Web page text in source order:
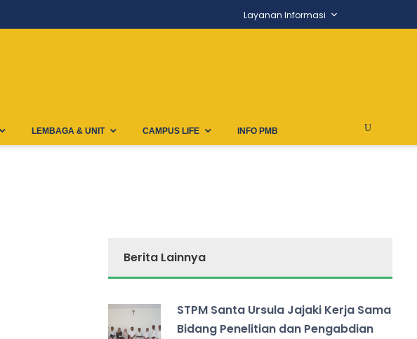
Layanan Informasi
LEMBAGA & UNIT CAMPUS LIFE INFO PMB
Berita Lainnya
STPM Santa Ursula Jajaki Kerja Sama
Bidang Penelitian dan Pengabdian